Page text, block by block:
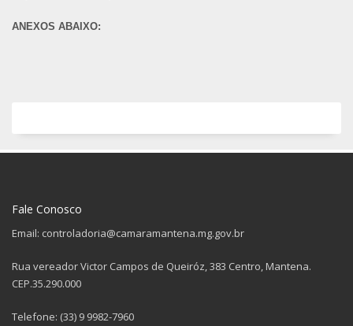
ANEXOS ABAIXO:
Fale Conosco
Email: controladoria@camaramantena.mg.gov.br
Rua vereador Victor Campos de Queiróz, 383 Centro, Mantena.
CEP.35.290.000
Telefone: (33) 9 9982-7960